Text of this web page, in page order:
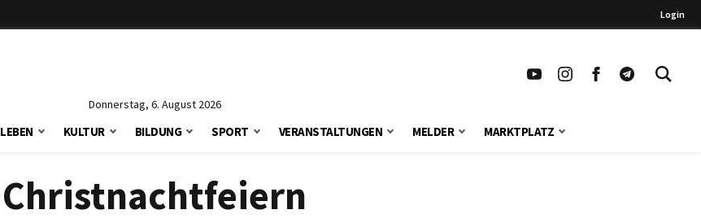
Login
Donnerstag, 6. August 2026
LEBEN KULTUR BILDUNG SPORT VERANSTALTUNGEN MELDER MARKTPLATZ
Christnachtfeiern